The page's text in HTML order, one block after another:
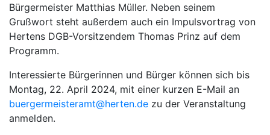
Bürgermeister Matthias Müller. Neben seinem
Grußwort steht außerdem auch ein Impulsvortrag von
Hertens DGB-Vorsitzendem Thomas Prinz auf dem
Programm.
Interessierte Bürgerinnen und Bürger können sich bis
Montag, 22. April 2024, mit einer kurzen E-Mail an
buergermeisteramt@herten.de zu der Veranstaltung
anmelden.